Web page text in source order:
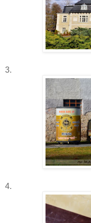
3.
4.